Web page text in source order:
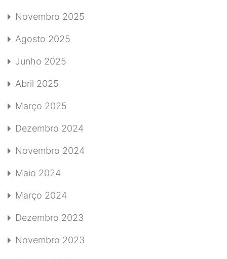
Novembro 2025
Agosto 2025
Junho 2025
Abril 2025
Março 2025
Dezembro 2024
Novembro 2024
Maio 2024
Março 2024
Dezembro 2023
Novembro 2023